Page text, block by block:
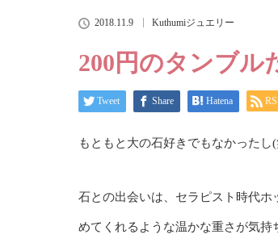
2018.11.9 Kuthumiジュエリー
200円のタンブル
Tweet Share Hatena
もともと大の石好きでもなかった
石との出会いは、セラピスト時代
めてくれるような温かな重さが気